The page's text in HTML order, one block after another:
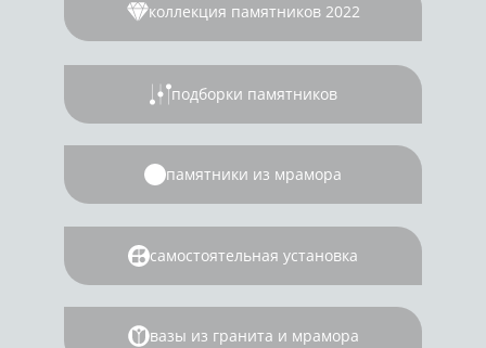
коллекция памятников 2022
подборки памятников
памятники из мрамора
самостоятельная установка
вазы из гранита и мрамора